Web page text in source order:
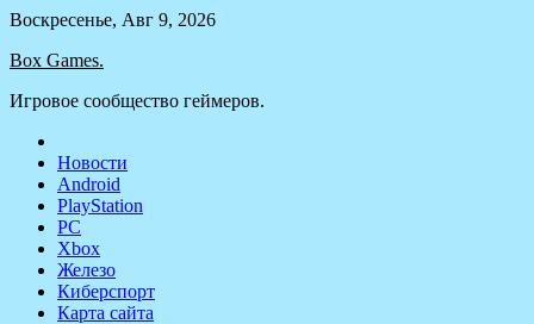
Skip
content
Воскресенье, Авг 9, 2026
Box Games.
Игровое сообщество геймеров.
Новости
Android
PlayStation
PC
Xbox
Железо
Киберспорт
Карта сайта